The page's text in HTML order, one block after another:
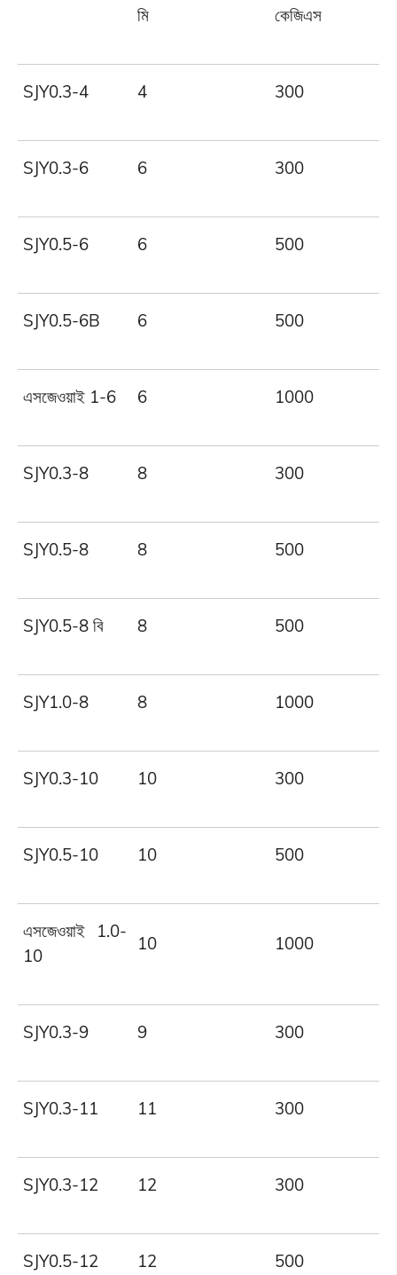
মি কেজিএস
SJY0.3-4 4 300
SJY0.3-6 6 300
SJY0.5-6 6 500
SJY0.5-6B 6 500
এসজেওয়াই 1-6 6 1000
SJY0.3-8 8 300
SJY0.5-8 8 500
SJY0.5-8 বি 8 500
SJY1.0-8 8 1000
SJY0.3-10 10 300
SJY0.5-10 10 500
এসজেওয়াই 1.0-
10
10 1000
SJY0.3-9 9 300
SJY0.3-11 11 300
SJY0.3-12 12 300
SJY0.5-12 12 500